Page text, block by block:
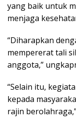
yang baik untuk
menjaga
“Diharapkan
mempererat tali
anggota,”
“Selain itu,
kepada
rajin